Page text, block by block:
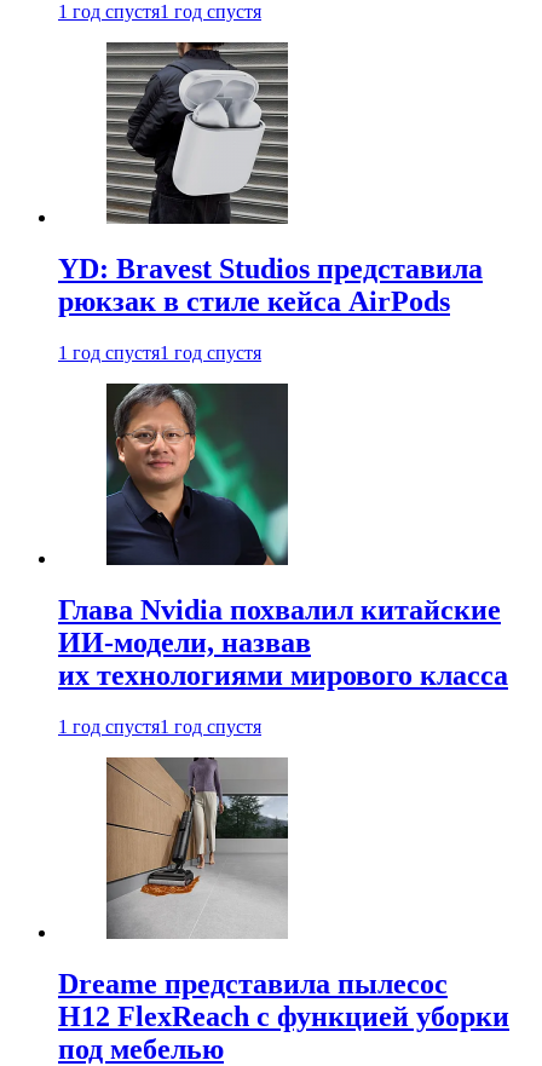
1 год спустя1 год спустя
YD: Bravest Studios представила
рюкзак в стиле кейса AirPods
1 год спустя1 год спустя
Глава Nvidia похвалил китайские
ИИ-модели, назвав
их технологиями мирового класса
1 год спустя1 год спустя
Dreame представила пылесос
H12 FlexReach с функцией уборки
под мебелью